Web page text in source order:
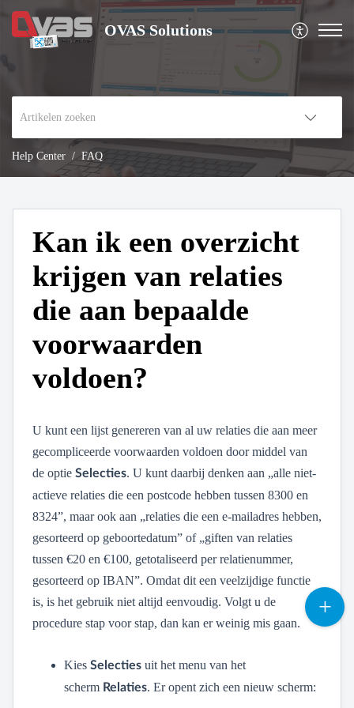
OVAS Solutions
Help Center FAQ
Kan ik een overzicht
krijgen van relaties
die aan bepaalde
voorwaarden
voldoen?
U kunt een lijst genereren van al uw relaties die aan meer
gecompliceerde voorwaarden voldoen door middel van
de optie Selecties. U kunt daarbij denken aan „alle niet-
actieve relaties die een postcode hebben tussen 8300 en
8324”, maar ook aan „relaties die een e-mailadres hebben,
gesorteerd op geboortedatum” of „giften van relaties
tussen €20 en €100, getotaliseerd per relatienummer,
gesorteerd op IBAN”. Omdat dit een veelzijdige functie
is, is het gebruik niet altijd eenvoudig. Volgt u de
procedure stap voor stap, dan kan er weinig mis gaan.
Kies Selecties uit het menu van het
scherm Relaties. Er opent zich een nieuw scherm: